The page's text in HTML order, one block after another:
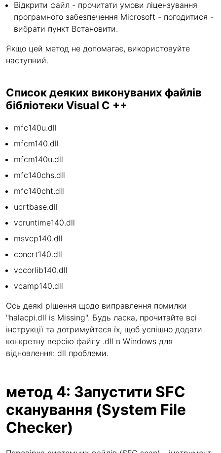
Відкрити файл - прочитати умови ліцензування
програмного забезпечення Microsoft - погодитися -
вибрати пункт Встановити.
Якщо цей метод не допомагає, використовуйте
наступний.
Список деяких виконуваних файлів
бібліотеки Visual C ++
mfc140u.dll
mfcm140.dll
mfcm140u.dll
mfc140chs.dll
mfc140cht.dll
ucrtbase.dll
vcruntime140.dll
msvcp140.dll
concrt140.dll
vccorlib140.dll
vcamp140.dll
Ось деякі рішення щодо виправлення помилки
"halacpi.dll is Missing". Будь ласка, прочитайте всі
інструкції та дотримуйтеся їх, щоб успішно додати
конкретну версію файлу .dll в Windows для
відновлення: dll проблеми.
метод 4: Запустити SFC
сканування (System File
Checker)